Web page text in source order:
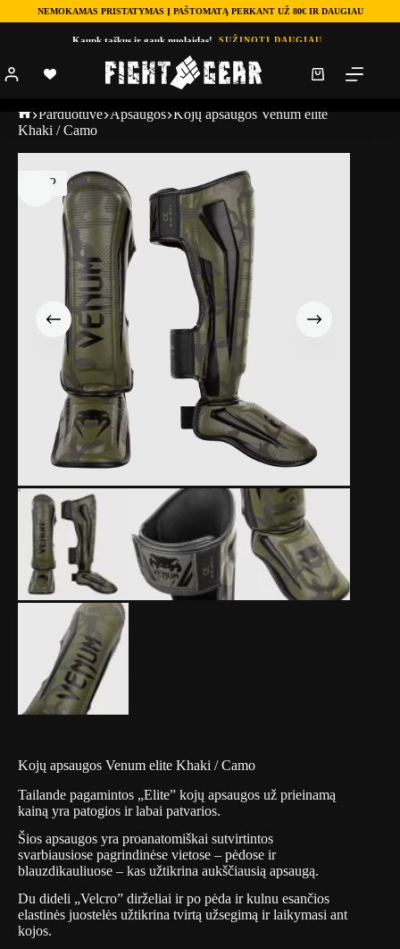
NEMOKAMAS PRISTATYMAS Į PAŠTOMATĄ PERKANT UŽ 80€ IR DAUGIAU
Kaupk taškus ir gauk nuolaidas! SUŽINOTI DAUGIAU
Parduotuve Apsaugos Kojų apsaugos Venum elite
Khaki / Camo
TOP
Kojų apsaugos Venum elite Khaki / Camo
Tailande pagamintos „Elite” kojų apsaugos už prieinamą
kainą yra patogios ir labai patvarios.
Šios apsaugos yra proanatomiškai sutvirtintos
svarbiausiose pagrindinėse vietose – pėdose ir
blauzdikauliuose – kas užtikrina aukščiausią apsaugą.
Du dideli „Velcro” dirželiai ir po pėda ir kulnu esančios
elastinės juostelės užtikrina tvirtą užsegimą ir laikymasi ant
kojos.